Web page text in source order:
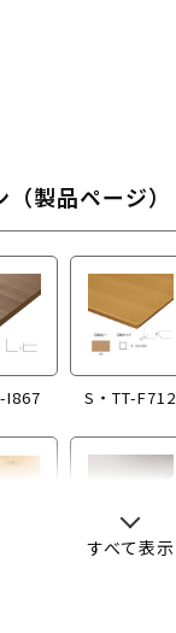
製品ページ）
I867 S・TT-F712
すべて表示